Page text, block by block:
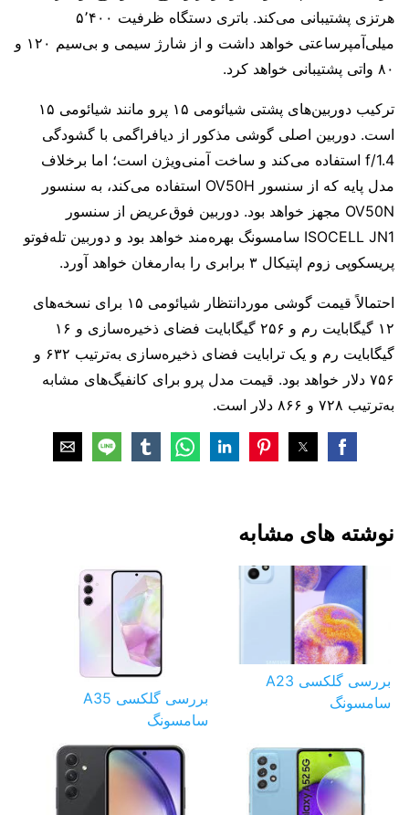
هرتزی پشتیبانی می‌کند. باتری دستگاه ظرفیت ۵٬۴۰۰
میلی‌آمپرساعتی خواهد داشت و از شارژ سیمی و بی‌سیم ۱۲۰ و
۸۰ واتی پشتیبانی خواهد کرد.
ترکیب دوربین‌های پشتی شیائومی ۱۵ پرو مانند شیائومی ۱۵
است. دوربین اصلی گوشی مذکور از دیافراگمی با گشودگی
f/1.4 استفاده می‌کند و ساخت آمنی‌ویژن است؛ اما برخلاف
مدل پایه که از سنسور OV50H استفاده می‌کند، به سنسور
OV50N مجهز خواهد بود. دوربین فوق‌عریض از سنسور
ISOCELL JN1 سامسونگ بهره‌مند خواهد بود و دوربین تله‌فوتو
پریسکوپی زوم اپتیکال ۳ برابری را به‌ارمغان خواهد آورد.
احتمالاً قیمت گوشی موردانتظار شیائومی ۱۵ برای نسخه‌های
۱۲ گیگابایت رم و ۲۵۶ گیگابایت فضای ذخیره‌سازی و ۱۶
گیگابایت رم و یک ترابایت فضای ذخیره‌سازی به‌ترتیب ۶۳۲ و
۷۵۶ دلار خواهد بود. قیمت مدل پرو برای کانفیگ‌های مشابه
به‌ترتیب ۷۲۸ و ۸۶۶ دلار است.
نوشته های مشابه
بررسی گلکسی A23
سامسونگ
بررسی گلکسی A35
سامسونگ